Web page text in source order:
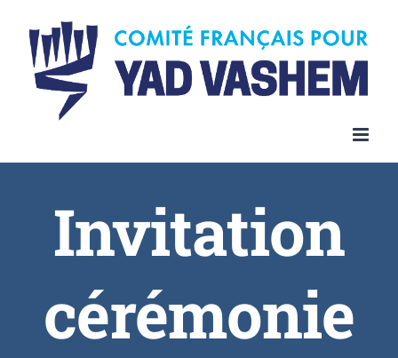
Invitation
cérémonie